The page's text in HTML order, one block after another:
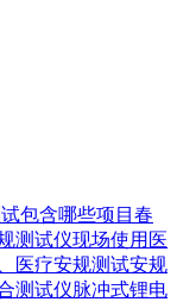
包含哪些项目 春
测试仪现场使用 医
医疗安规测试安规
测试仪脉冲式锂电